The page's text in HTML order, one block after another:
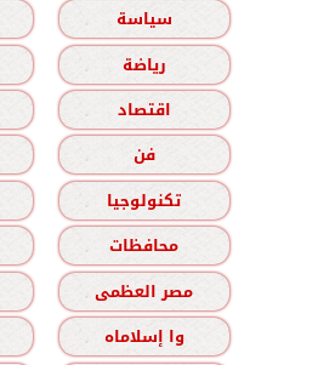
سياسة
رياضة
اقتصاد
فن
تكنولوجيا
محافظات
مصر العظمى
وا إسلاماه